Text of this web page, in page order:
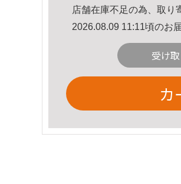
店舗在庫不足の為、取り
2026.08.09 11:11頃のお
受け
カ